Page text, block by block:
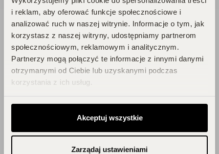
i reklam, aby oferować funkcje społecznościowe i
analizować ruch w naszej witrynie. Informacje o tym, jak
korzystasz z naszej witryny, udostępniamy partnerom
społecznościowym, reklamowym i analitycznym.
Partnerzy mogą połączyć te informacje z innymi danymi
otrzymanymi od Ciebie lub uzyskanymi podczas
korzystania z ich usług.
Akceptuj wszystkie
Zarządaj ustawieniami
Blog
ZOBACZ WSZYSTKIE ARTYKUŁY